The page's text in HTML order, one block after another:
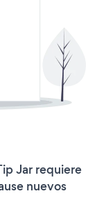
Jar requiere
nuevos